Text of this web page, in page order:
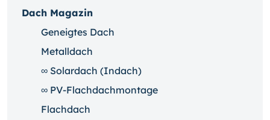
Dach Magazin
Geneigtes Dach
Metalldach
∞ Solardach (Indach)
∞ PV-Flachdachmontage
Flachdach